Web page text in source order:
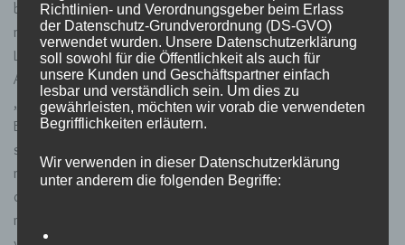
beide waren still. Langsam beugte er sich vor und kam immer
näher. Ich schaute ihm auf die Lippen. Er hatte so wunderschöne
Lippen. Wie gern ich ihn jetzt küssen würde. Ich schloss meine
Augen und bevor es zu diesem Kuss kam… „Stopp!“, sagte ich.
„Ich kann das nicht.“
Er schaute mich fragend an. Ich konnte es nicht. Ich wollte es
so sehr, aber es ging nicht. Ich war keine Betrügerin. Ich hatte
noch nie betrogen. Ich musste mich erst von Leon trennen. Erst
dann konnte ich meinen Gefühlen freien Lauf lassen. Bis wir bei
mir zu Hause ankamen redeten wir kein Wort. Wir
Richtlinien- und Verordnungsgeber beim Erlass
der Datenschutz-Grundverordnung (DS-GVO)
verwendet wurden. Unsere Datenschutzerklärung
soll sowohl für die Öffentlichkeit als auch für
unsere Kunden und Geschäftspartner einfach
lesbar und verständlich sein. Um dies zu
gewährleisten, möchten wir vorab die verwendeten
Begrifflichkeiten erläutern.
Wir verwenden in dieser Datenschutzerklärung
unter anderem die folgenden Begriffe: